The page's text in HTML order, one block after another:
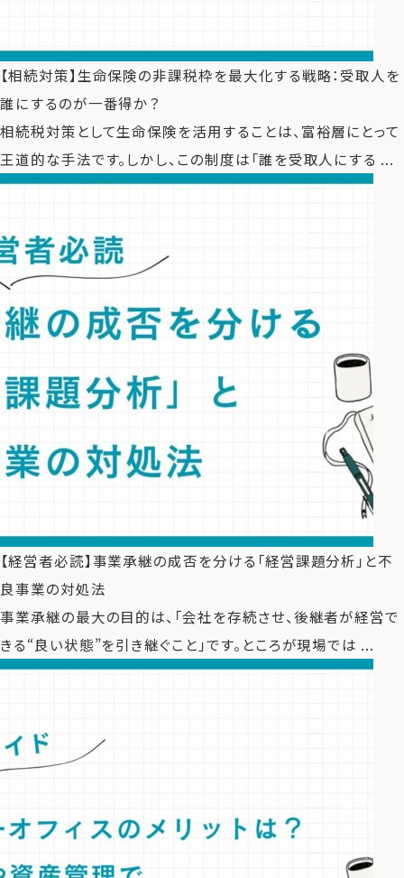
【相続対策】生命保険の非課税枠を最大化する戦略：受取人を
誰にするのが一番得か？
相続税対策として生命保険を活用することは、富裕層にとって
王道的な手法です。しかし、この制度は「誰を受取人にする ...
【経営者必読】事業承継の成否を分ける「経営課題分析」と不
良事業の対処法
事業承継の最大の目的は、「会社を存続させ、後継者が経営で
きる“良い状態”を引き継ぐこと」です。ところが現場では ...